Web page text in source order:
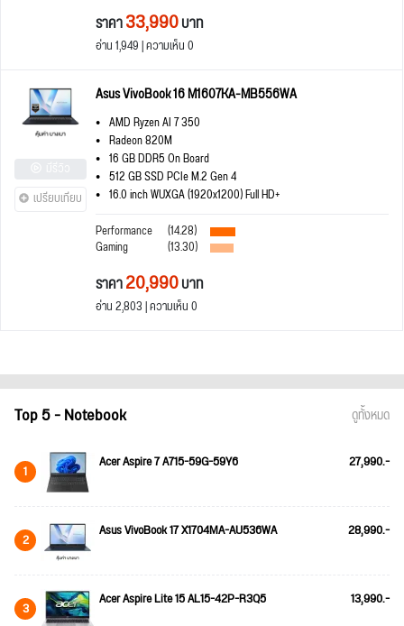
ราคา33,990บาท
อ่าน 1,949 | ความเห็น 0
เปรียบเทียบ
Asus VivoBook 16 M1607KA-MB556WA
AMD Ryzen AI 7 350
Radeon 820M
16 GB DDR5 On Board
512 GB SSD PCIe M.2 Gen 4
16.0 inch WUXGA (1920x1200) Full HD+
Performance
(14.28)
Gaming (13.30)
ราคา20,990บาท
อ่าน 2,803 | ความเห็น 0
Top 5 - Notebook ดูทั้งหมด
1 Acer Aspire 7 A715-59G-59Y6 27,990.-
2 Asus VivoBook 17 X1704MA-AU536WA 28,990.-
3 Acer Aspire Lite 15 AL15-42P-R3Q5 13,990.-